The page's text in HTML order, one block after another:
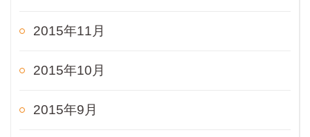
2015年11月
2015年10月
2015年9月